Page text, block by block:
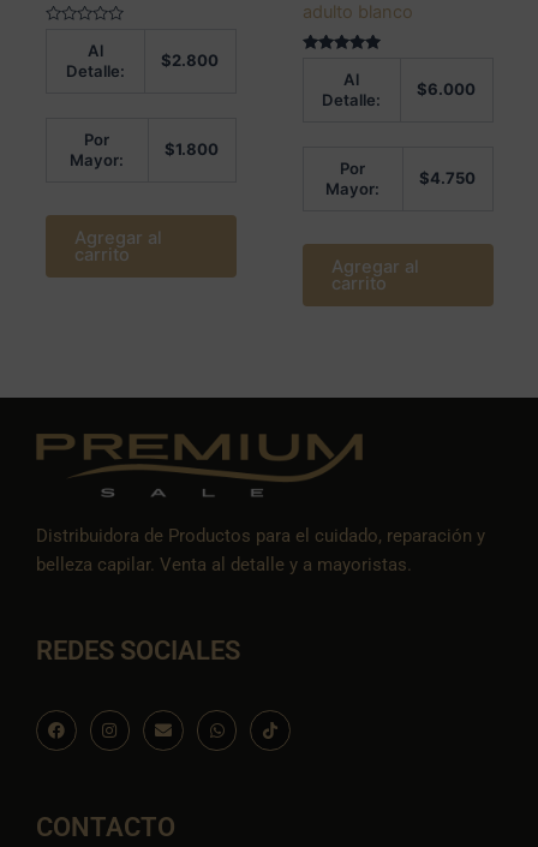
Al
Detalle:
$2.800
Por
Mayor:
$1.800
Agregar al
carrito
adulto blanco
de 5
Al
Detalle:
$6.000
Por
Mayor:
$4.750
Agregar al
carrito
Distribuidora de Productos para el cuidado, reparación y
belleza capilar. Venta al detalle y a mayoristas.
REDES SOCIALES
F
a
c
o
k
I
n
s
r
a
E
n
v
p
e
W
h
a
I
c
o
CONTACTO